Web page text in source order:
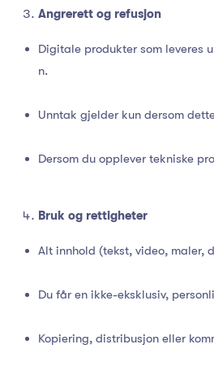
Angrerett og refusjon
Digitale produkter som leveres
n.
Unntak gjelder kun dersom
Dersom du opplever tekniske
Bruk og rettigheter
Alt innhold (tekst, video, maler,
Du får en ikke-eksklusiv,
Kopiering, distribusjon eller